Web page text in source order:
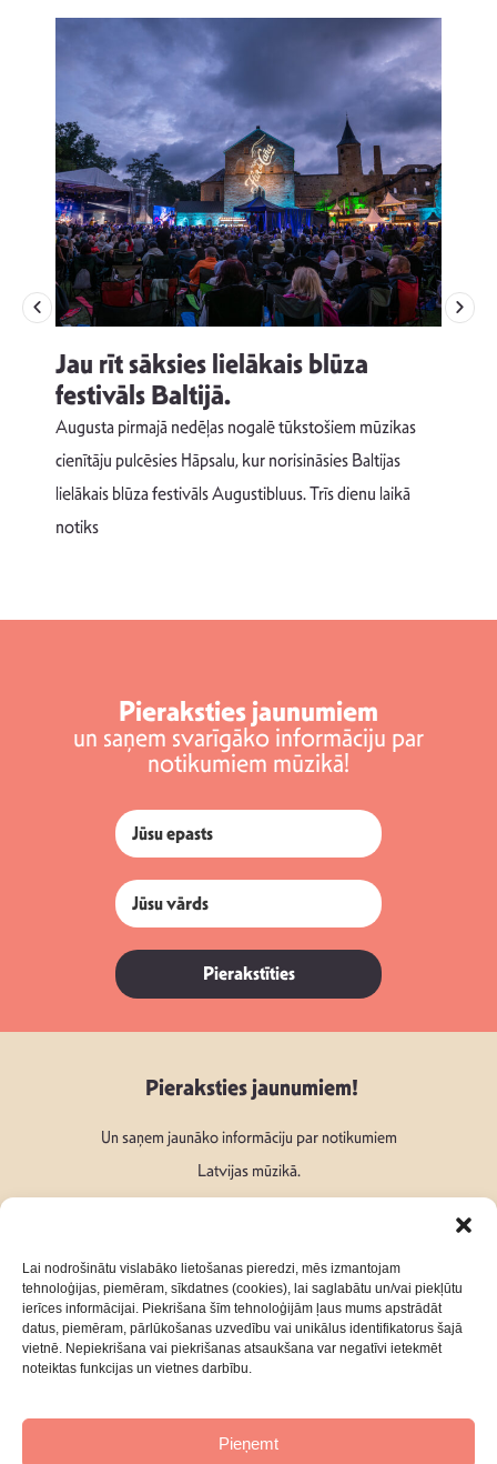
Lai nodrošinātu vislabāko lietošanas pieredzi, mēs izmantojam
tehnoloģijas, piemēram, sīkdatnes (cookies), lai saglabātu un/vai piekļūtu
ierīces informācijai. Piekrišana šīm tehnoloģijām ļaus mums apstrādāt
datus, piemēram, pārlūkošanas uzvedību vai unikālus identifikatorus šajā
vietnē. Nepiekrišana vai piekrišanas atsaukšana var negatīvi ietekmēt
noteiktas funkcijas un vietnes darbību.
Pieņemt
Jau rīt sāksies lielākais blūza
festivāls Baltijā.
Augusta pirmajā nedēļas nogalē tūkstošiem mūzikas
cienītāju pulcēsies Hāpsalu, kur norisināsies Baltijas
lielākais blūza festivāls Augustibluus. Trīs dienu laikā
notiks
Pieraksties jaunumiem
un saņem svarīgāko informāciju par
notikumiem mūzikā!
Pierakstīties
Pieraksties jaunumiem!
Un saņem jaunāko informāciju par notikumiem
Latvijas mūzikā.
Seko mums: